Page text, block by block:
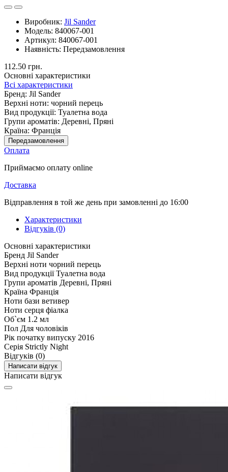
Виробник: Jil Sander
Модель: 840067-001
Артикул: 840067-001
Наявність: Передзамовлення
112.50 грн.
Основні характеристики
Всі характеристики
Бренд: Jil Sander
Верхні ноти: чорний перець
Вид продукції: Туалетна вода
Групи ароматів: Деревні, Пряні
Країна: Франція
Передзамовлення
Оплата
Приймаємо оплату online
Доставка
Відправлення в той же день при замовленні до 16:00
Характеристики
Відгуків (0)
Основні характеристики
Бренд Jil Sander
Верхні ноти чорний перець
Вид продукції Туалетна вода
Групи ароматів Деревні, Пряні
Країна Франція
Ноти бази ветивер
Ноти серця фіалка
Об`єм 1.2 мл
Пол Для чоловіків
Рік початку випуску 2016
Серія Strictly Night
Відгуків (0)
Написати відгук
Написати відгук